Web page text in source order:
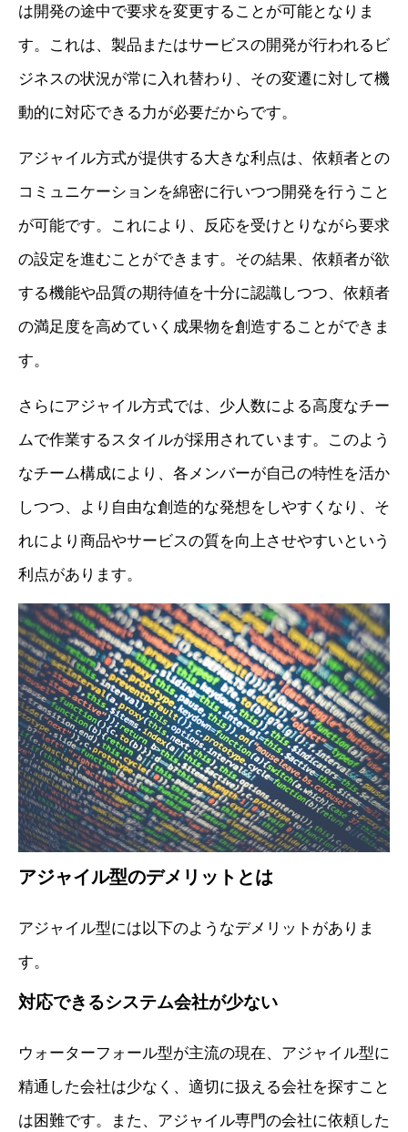
は開発の途中で要求を変更することが可能となりま
す。これは、製品またはサービスの開発が行われるビ
ジネスの状況が常に入れ替わり、その変遷に対して機
動的に対応できる力が必要だからです。
アジャイル方式が提供する大きな利点は、依頼者との
コミュニケーションを綿密に行いつつ開発を行うこと
が可能です。これにより、反応を受けとりながら要求
の設定を進むことができます。その結果、依頼者が欲
する機能や品質の期待値を十分に認識しつつ、依頼者
の満足度を高めていく成果物を創造することができま
す。
さらにアジャイル方式では、少人数による高度なチー
ムで作業するスタイルが採用されています。このよう
なチーム構成により、各メンバーが自己の特性を活か
しつつ、より自由な創造的な発想をしやすくなり、そ
れにより商品やサービスの質を向上させやすいという
利点があります。
アジャイル型のデメリットとは
アジャイル型には以下のようなデメリットがありま
す。
対応できるシステム会社が少ない
ウォーターフォール型が主流の現在、アジャイル型に
精通した会社は少なく、適切に扱える会社を探すこと
は困難です。また、アジャイル専門の会社に依頼した